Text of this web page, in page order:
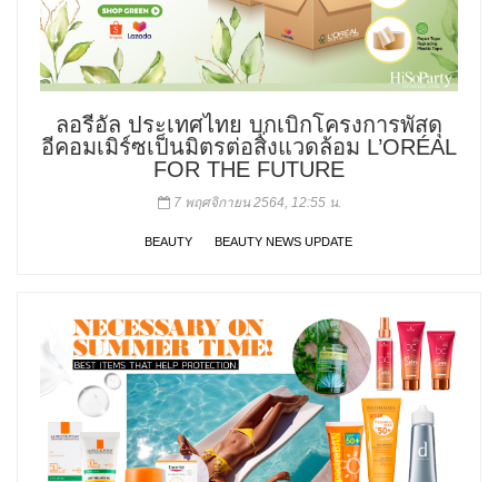
ลอรีอัล ประเทศไทย บุกเบิกโครงการพัสดุ
อีคอมเมิร์ซเป็นมิตรต่อสิ่งแวดล้อม L’ORÉAL
FOR THE FUTURE
7 พฤศจิกายน 2564, 12:55 น.
BEAUTY BEAUTY NEWS UPDATE